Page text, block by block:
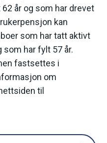
år og som har drevet
kan
som har tatt aktivt
har fylt 57 år.
fastsettes i
om
til